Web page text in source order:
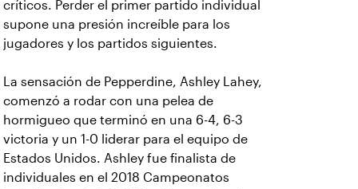
críticos. Perder el primer partido individual
supone una presión increíble para los
jugadores y los partidos siguientes.
La sensación de Pepperdine, Ashley Lahey,
comenzó a rodar con una pelea de
hormigueo que terminó en una 6-4, 6-3
victoria y un 1-0 liderar para el equipo de
Estados Unidos. Ashley fue finalista de
individuales en el 2018 Campeonatos